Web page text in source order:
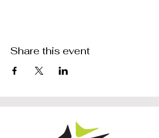
Share this event